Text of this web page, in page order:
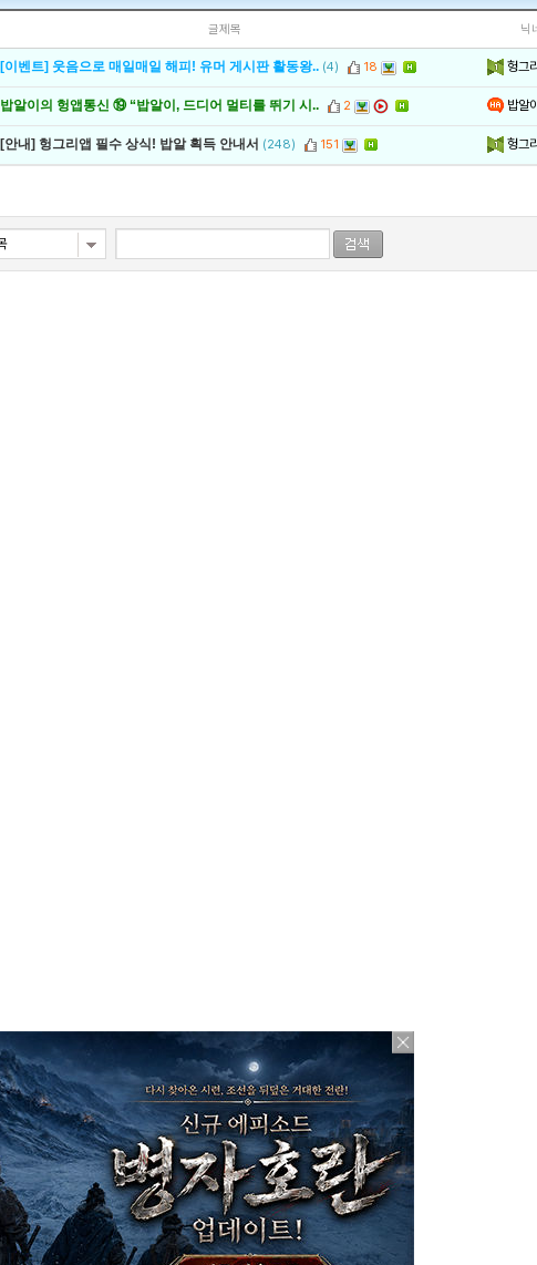
글제목 닉
[이벤트] 웃음으로 매일매일 해피! 유머 게시판 활동왕.. (4) 18 헝그
밥알이의 헝앱통신 ⑲ “밥알이, 드디어 멀티를 뛰기 시.. 2 밥알
[안내] 헝그리앱 필수 상식! 밥알 획득 안내서 (248) 151 헝그